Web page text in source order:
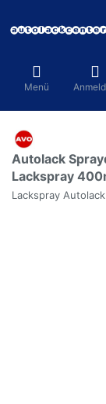
Menü
Autolack
Lackspray
Lackspray